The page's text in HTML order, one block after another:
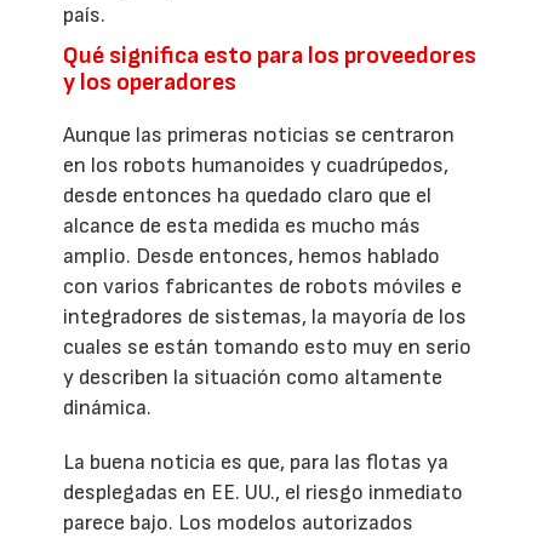
país.
Qué significa esto para los proveedores
y los operadores
Aunque las primeras noticias se centraron
en los robots humanoides y cuadrúpedos,
desde entonces ha quedado claro que el
alcance de esta medida es mucho más
amplio. Desde entonces, hemos hablado
con varios fabricantes de robots móviles e
integradores de sistemas, la mayoría de los
cuales se están tomando esto muy en serio
y describen la situación como altamente
dinámica.
La buena noticia es que, para las flotas ya
desplegadas en EE. UU., el riesgo inmediato
parece bajo. Los modelos autorizados